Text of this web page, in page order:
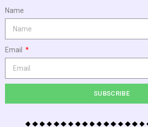
Name
Email
SUBSCRIBE